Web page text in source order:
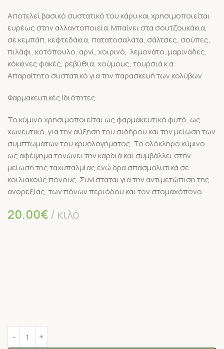
Αποτελεί βασικό συστατικό του κάρυ και χρησιμοποιείται
ευρέως στην αλλαντοποιεία. Μπαίνει στα σουτζουκάκια,
σε κεμπάπ, κεφτεδάκια, πατατοσαλάτα, σάλτσες, σούπες,
πιλάφι, κοτόπουλο, αρνί, χοιρινό, λεμονάτο, μαρινάδες,
κόκκινες φακές, ρεβύθια, χούμους, τουρσιά κ.α.
Απαραίτητο συστατικό για την παρασκευή των κολύβων.
Φαρμακευτικές Ιδιότητες
To κύμινο χρησιμοποιείται ως φαρμακευτικό φυτό, ως
χωνευτικό, για την αύξηση του σιδήρου και την μείωση των
συμπτωμάτων του κρυολογήματος. Το ολόκληρο κύμινο
ως αφέψημα τονώνει την καρδιά και συμβάλλει στην
μείωση της ταχυπαλμίας ενώ δρα σπασμολυτικά σε
κοιλιακούς πόνους. Συνίσταται για την αντιμετώπιση της
ανορεξίας, των πόνων περιόδου και τον στομαχόπονο.
20.00€ κιλό